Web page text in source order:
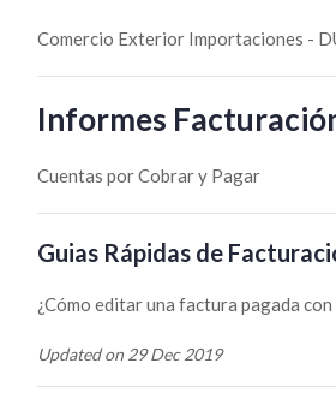
Comercio Exterior Importaciones -
Informes
Cuentas por Cobrar y Pagar
Guias Rápidas de
¿Cómo editar una factura pagada
Updated on 29 Dec 2019